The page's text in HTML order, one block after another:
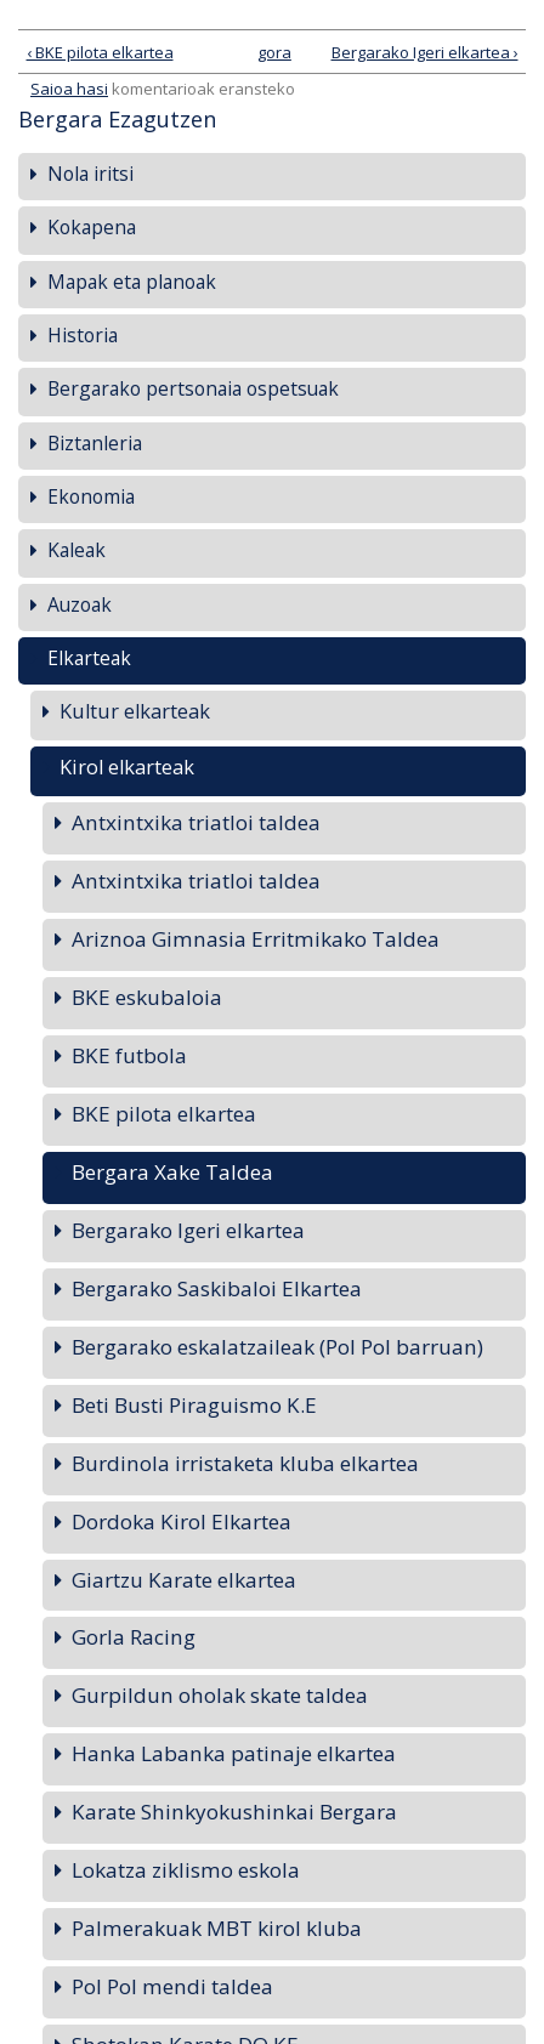
‹ BKE pilota elkartea gora
Bergarako Igeri elkartea ›
Saioa hasi komentarioak eransteko
Bergara Ezagutzen
Nola iritsi
Kokapena
Mapak eta planoak
Historia
Bergarako pertsonaia ospetsuak
Biztanleria
Ekonomia
Kaleak
Auzoak
Elkarteak
Kultur elkarteak
Kirol elkarteak
Antxintxika triatloi taldea
Antxintxika triatloi taldea
Ariznoa Gimnasia Erritmikako Taldea
BKE eskubaloia
BKE futbola
BKE pilota elkartea
Bergara Xake Taldea
Bergarako Igeri elkartea
Bergarako Saskibaloi Elkartea
Bergarako eskalatzaileak (Pol Pol barruan)
Beti Busti Piraguismo K.E
Burdinola irristaketa kluba elkartea
Dordoka Kirol Elkartea
Giartzu Karate elkartea
Gorla Racing
Gurpildun oholak skate taldea
Hanka Labanka patinaje elkartea
Karate Shinkyokushinkai Bergara
Lokatza ziklismo eskola
Palmerakuak MBT kirol kluba
Pol Pol mendi taldea